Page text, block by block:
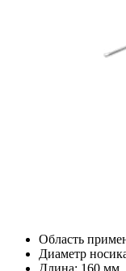
Область
Диаметр
Длина: 160 мм